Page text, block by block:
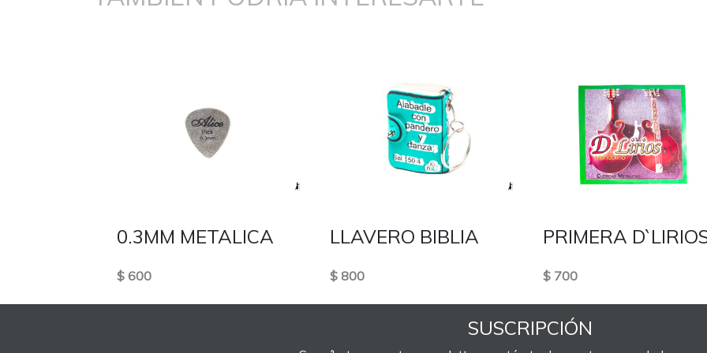
0.3MM METALICA
$ 600
LLAVERO BIBLIA
$ 800
PRIMERA
$ 700
SUSCRIPCIÓN